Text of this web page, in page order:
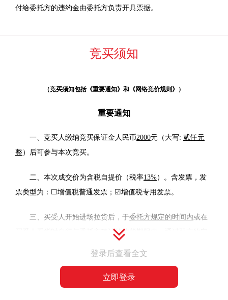
付给委托方的违约金由委托方负责开具票据。
竞买须知
（竞买须知包括《重要通知》和《网络竞价规则》）
重要通知
一、竞买人缴纳竞买保证金人民币2000元（大写: 贰仟元
整）后可参与本次竞买。
二、本次成交价为含税自提价（税率13%）。含发票，发
票类型为：☐增值税普通发票；☑增值税专用发票。
三、买受人开始进场拉货后，于委托方规定的时间内或在
买受人看货时自行与委托方确认的拉货期限内，通过双方约定
提供车辆及人工辅助。标的物上附着的水泥或其他杂质，买受
登录后查看全文
立即登录